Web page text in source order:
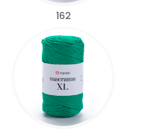
162